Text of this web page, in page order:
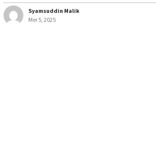
Syamsuddin Malik
Mei 5, 2025